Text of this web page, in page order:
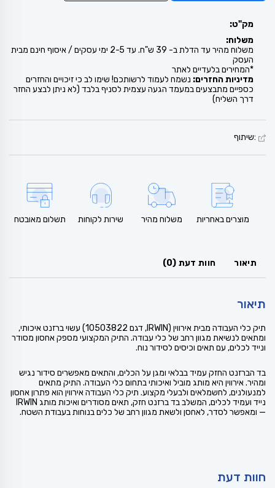
מק"ט:
משלוח:
משלוח מהיר עד הדלת ב- 39 ש"ח. עד 2-5 ימי עסקים / איסוף חינם מבית
העסק
*המחירים בלעדיים לאתר
מדיניות החזרים: נשמח לעמוד לרשותכם! שימו לב כי זיכויים והחזרים
כספיים מתבצעים במעמד הגעה עצמית לסניף בלבד (לא ניתן לבצע החזר
דרך השליח)
:שיתוף
מוצרים באחריות משלוח מהיר שירות לקוחות תשלום מאובטח
תיאור חוות דעת (0)
תיאור
תיק כלי העבודה מבית אירווין (IRWIN, דגם 10503822) עשוי ברזנט איכותי,
ומתאים לנשיאת מגוון רחב של כלי עבודה. התיק המקצועי מספק אחסון מסודר
ונייד לכלים, עם תאים וכיסים לסידור נוח.
בד הברזנט החזק עמיד בבלאי ומגן על הכלים, והתאים מאפשרים סידור נגיש
ומהיר. אירווין היא מותג מוביל ואיכותי בתחום כלי העבודה. התיק מתאים
למנעולנים, לחשמלאים ולבעלי מקצוע. תיק כלי העבודה אירווין הוא פתרון אחסון
נייד ועמיד לכלים, המשלב בד ברזנט חזק, תאים מסודרים ואיכות מותג IRWIN
— ומאפשר לסדר, לאחסן ולשאת מגוון רחב של כלים בנוחות בעבודת השטח.
חוות דעת